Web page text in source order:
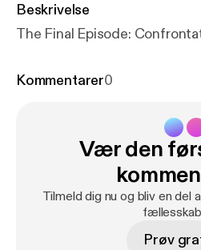
Beskrivelse
The Final Episode:
Kommentarer0
Vær den
Tilmeld dig nu og bliv en del
Prøv